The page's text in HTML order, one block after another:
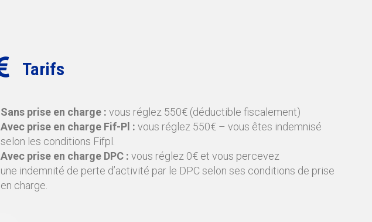
Tarifs
Sans prise en charge : vous réglez 550€ (déductible fiscalement)
Avec prise en charge Fif-Pl : vous réglez 550€ – vous êtes indemnisé
selon les conditions Fifpl.
Avec prise en charge DPC : vous réglez 0€ et vous percevez
une indemnité de perte d’activité par le DPC selon ses conditions de prise
en charge.